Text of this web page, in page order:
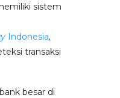
sistem
Indonesia,
transaksi
besar di